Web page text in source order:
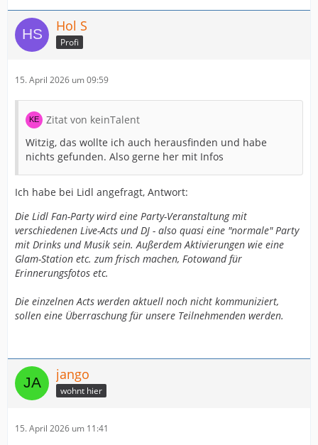
Hol S
Profi
15. April 2026 um 09:59
Zitat von keinTalent
Witzig, das wollte ich auch herausfinden und habe
nichts gefunden. Also gerne her mit Infos
Ich habe bei Lidl angefragt, Antwort:
Die Lidl Fan-Party wird eine Party-Veranstaltung mit
verschiedenen Live-Acts und DJ - also quasi eine "normale" Party
mit Drinks und Musik sein. Außerdem Aktivierungen wie eine
Glam-Station etc. zum frisch machen, Fotowand für
Erinnerungsfotos etc.
Die einzelnen Acts werden aktuell noch nicht kommuniziert,
sollen eine Überraschung für unsere Teilnehmenden werden.
jango
wohnt hier
15. April 2026 um 11:41